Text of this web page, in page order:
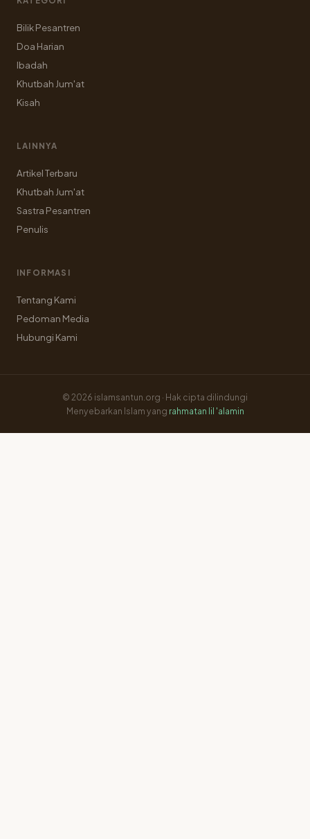
Bilik Pesantren
Doa Harian
Ibadah
Khutbah Jum'at
Kisah
LAINNYA
Artikel Terbaru
Khutbah Jum'at
Sastra Pesantren
Penulis
INFORMASI
Tentang Kami
Pedoman Media
Hubungi Kami
© 2026 islamsantun.org · Hak cipta dilindungi
Menyebarkan Islam yang rahmatan lil 'alamin